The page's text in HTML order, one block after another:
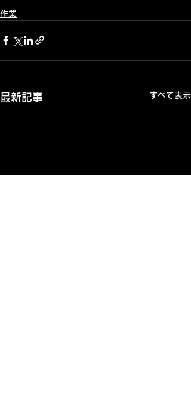
作業
最新記事 すべて表示